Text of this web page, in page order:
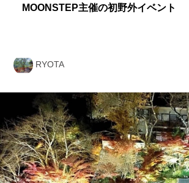
MOONSTEP主催の初野外イベント
RYOTA